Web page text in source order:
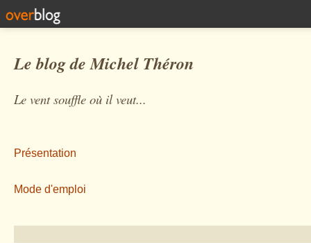
Le blog de Michel Théron
Le vent souffle où il veut...
Présentation
Mode d'emploi